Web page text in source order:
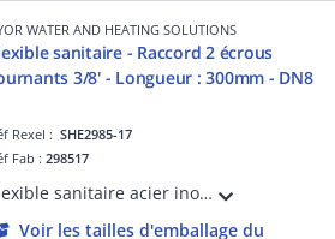
WATER AND HEATING SOLUTIONS
sanitaire - Raccord 2 écrous
3/8' - Longueur : 300mm - DN8
Rexel :SHE2985-17
Fab :298517
Flexible sanitaire acier inox - Raccord 2 Ecrous tournants 3/8' - Longueur : 300mm - DN8 - ACS - QB
Voir les tailles d'emballage du